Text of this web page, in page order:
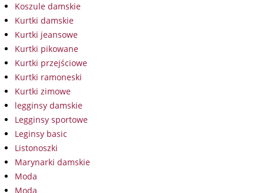
Koszule damskie
Kurtki damskie
Kurtki jeansowe
Kurtki pikowane
Kurtki przejściowe
Kurtki ramoneski
Kurtki zimowe
legginsy damskie
Legginsy sportowe
Leginsy basic
Listonoszki
Marynarki damskie
Moda
Moda